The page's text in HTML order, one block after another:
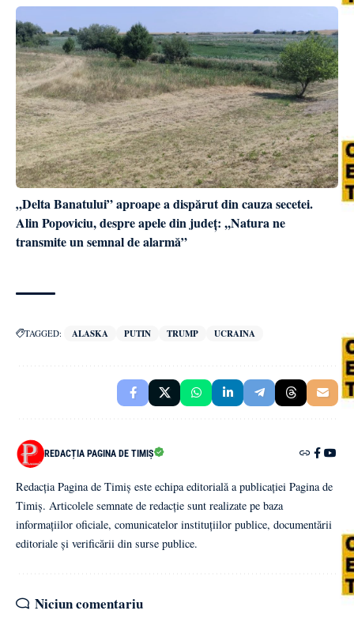
„Delta Banatului” aproape a dispărut din cauza secetei.
Alin Popoviciu, despre apele din județ: ,,Natura ne
transmite un semnal de alarmă”
TAGGED: ALASKA PUTIN TRUMP UCRAINA
REDACȚIA PAGINA DE TIMIȘ
Redacția Pagina de Timiș este echipa editorială a publicației Pagina de
Timiș. Articolele semnate de redacție sunt realizate pe baza
informațiilor oficiale, comunicatelor instituțiilor publice, documentării
editoriale și verificării din surse publice.
Niciun comentariu